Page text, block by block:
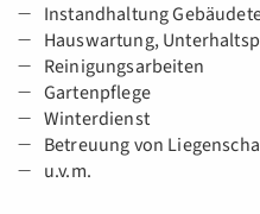
Instandhaltung
Hauswartung,
Reinigungsarbeiten
Gartenpflege
Winterdienst
Betreuung von
u.v.m.